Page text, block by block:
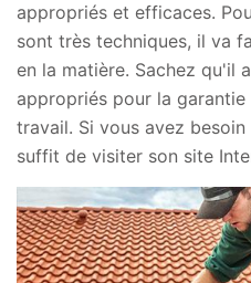
appropriés et efficaces.
sont très techniques, il va
en la matière. Sachez qu'il
appropriés pour la
travail. Si vous avez
suffit de visiter son site